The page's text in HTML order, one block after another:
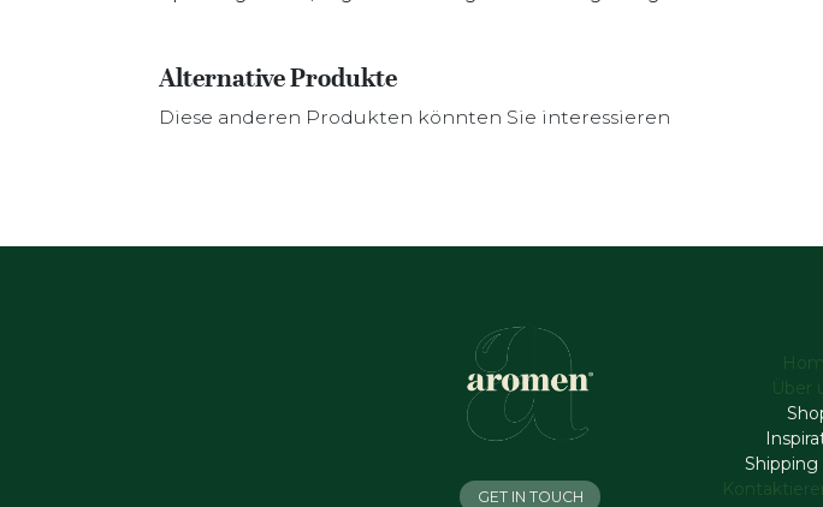
Alternative Produkte
Diese anderen Produkten könnten Sie interessieren
Über
Shipping
GET IN TOUCH